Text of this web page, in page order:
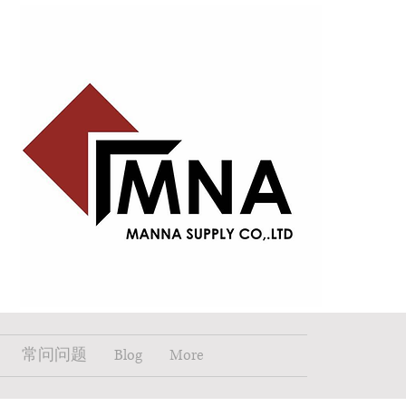
常问问题 Blog More